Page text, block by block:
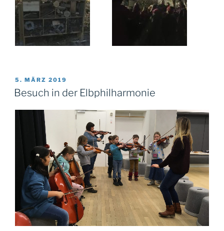
VERÖFFENTLICHT
AM
5. MÄRZ 2019
Besuch in der Elbphilharmonie